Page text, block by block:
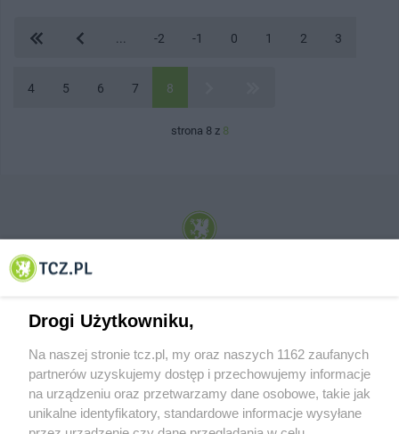
-2 -1 0 1 2 3
4 5 6 7 8
strona 8 z 8
© 2001-2026 Tczew - TCZ.PL Sp. z o.o. Internetowy Serwis Informacyjny Miasta
Drogi Użytkowniku,
Na naszej stronie tcz.pl, my oraz naszych 1162 zaufanych
partnerów uzyskujemy dostęp i przechowujemy informacje
na urządzeniu oraz przetwarzamy dane osobowe, takie jak
unikalne identyfikatory, standardowe informacje wysyłane